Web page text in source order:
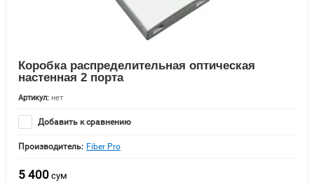
Коробка распределительная оптическая
настенная 2 порта
Артикул: нет
Добавить к сравнению
Производитель: Fiber Pro
5 400 сум